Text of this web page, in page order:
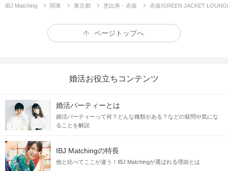
IBJ Matching 関東 東京都 恵比寿・赤坂 赤坂/GREEN JACKET
ページトップへ
婚活お役立ちコンテンツ
婚活パーティーとは
婚活パーティーって何？どんな種類がある？などの疑問や気にな
ることを解説
IBJ Matchingの特長
他と比べてここが違う！IBJ Matchingが選ばれる理由とは